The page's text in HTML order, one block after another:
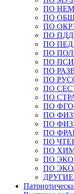
ПО
ПО
ПО
ПО ПДД
ПО
ПО
ПО
ПО
ПО
ПО
ПО
ПО
ПО
ПО
ПО
ПО
ПО
ПО
ПО